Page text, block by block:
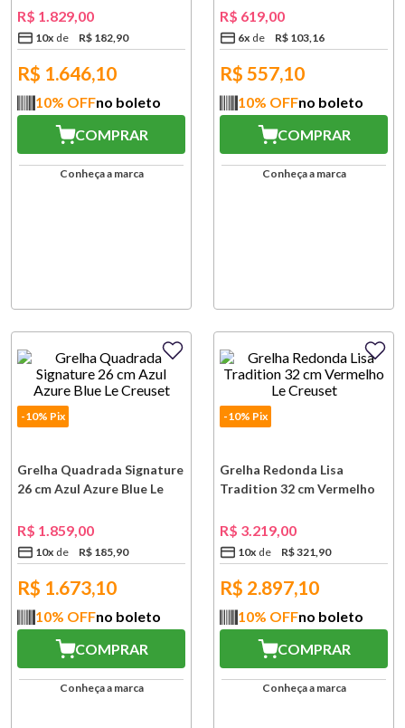
R$ 1.829,00
10x R$ 182,90
R$ 1.646,10
10% OFFno boleto
COMPRAR
Conheça a marca
R$ 619,00
6x R$ 103,16
R$ 557,10
10% OFFno boleto
COMPRAR
Conheça a marca
-10% Pix
Grelha Quadrada Signature
26 cm Azul Azure Blue Le
R$ 1.859,00
10x R$ 185,90
R$ 1.673,10
10% OFFno boleto
COMPRAR
Conheça a marca
-10% Pix
Grelha Redonda Lisa
Tradition 32 cm Vermelho
R$ 3.219,00
10x R$321,90
R$ 2.897,10
10% OFFno boleto
COMPRAR
Conheça a marca